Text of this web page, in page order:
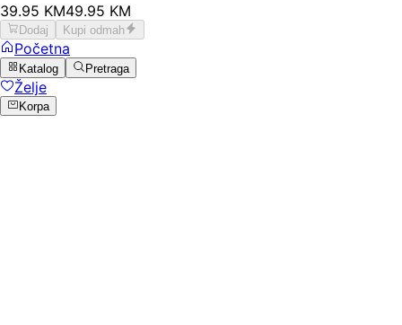
39.95 KM49.95 KM
Dodaj Kupi odmah
Početna
Katalog Pretraga
Želje
Korpa